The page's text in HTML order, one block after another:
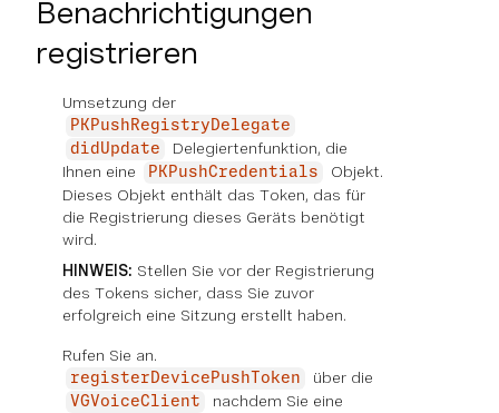
Benachrichtigungen
registrieren
Umsetzung der
PKPushRegistryDelegate
didUpdate
Delegiertenfunktion, die
Ihnen eine
PKPushCredentials
Objekt.
Dieses Objekt enthält das Token, das für
die Registrierung dieses Geräts benötigt
wird.
HINWEIS: Stellen Sie vor der Registrierung
des Tokens sicher, dass Sie zuvor
erfolgreich eine Sitzung erstellt haben.
Rufen Sie an.
registerDevicePushToken über die
VGVoiceClient
nachdem Sie eine